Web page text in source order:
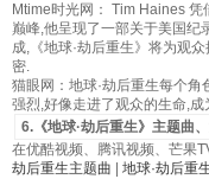
Mtime时光网： Tim Haines
巅峰,他呈现了一部关于美国纪
成,《地球·劫后重生》将为观
密.
猫眼网：地球·劫后重生每个
强烈,好像走进了观众的生命,成
6.《地球·劫后重生》主题曲
在优酷视频、腾讯视频、芒果
劫后重生主题曲
地球·劫后重